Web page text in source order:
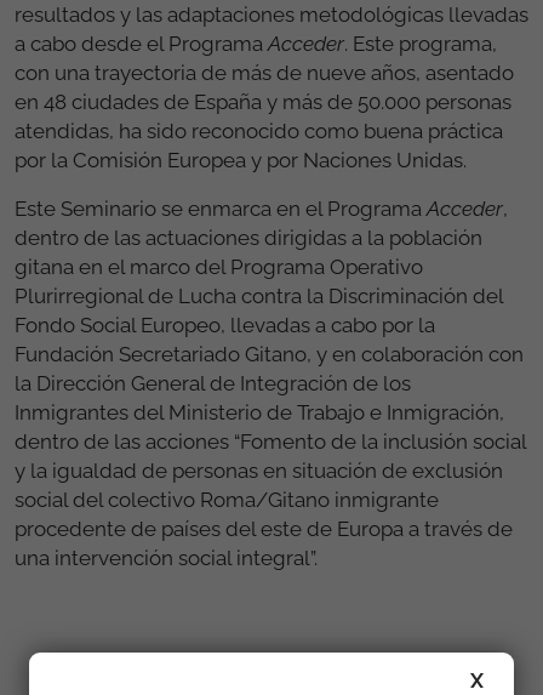
resultados y las adaptaciones metodológicas llevadas
a cabo desde el ProgramaAcceder. Este programa,
con una trayectoria de más de nueve años, asentado
en 48 ciudades de España y más de 50.000 personas
atendidas, ha sido reconocido como buena práctica
por la Comisión Europea y por Naciones Unidas.
Este Seminario se enmarca en el ProgramaAcceder,
dentro de las actuaciones dirigidas a la población
gitana en el marco del Programa Operativo
Plurirregional de Lucha contra la Discriminación del
Fondo Social Europeo, llevadas a cabo por la
Fundación Secretariado Gitano, y en colaboración con
la Dirección General de Integración de los
Inmigrantes del Ministerio de Trabajo e Inmigración,
dentro de las acciones “Fomento de la inclusión social
y la igualdad de personas en situación de exclusión
social del colectivo Roma/Gitano inmigrante
procedente de países del este de Europa a través de
una intervención social integral”.
X